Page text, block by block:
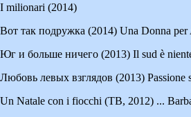
milionari (2014)
так подружка (2014) Una Donna
и больше ничего (2013) Il sud è
левых взглядов (2013) Passione
Natale con i fiocchi (ТВ, 2012) ...